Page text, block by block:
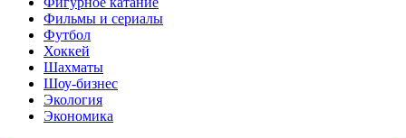
Фильмы и сериалы
Футбол
Хоккей
Шахматы
Шоу-бизнес
Экология
Экономика